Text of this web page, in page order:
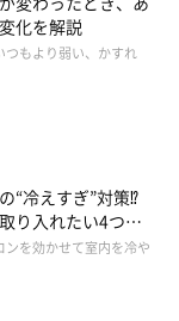
化を解説
つもより弱い、かすれ
“冷えすぎ”対策⁉
り入れたい4つの
を効かせて室内を冷や